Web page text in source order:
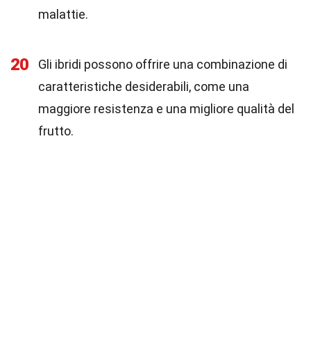
malattie.
20
Gli ibridi possono offrire una combinazione di
caratteristiche desiderabili, come una
maggiore resistenza e una migliore qualità del
frutto.